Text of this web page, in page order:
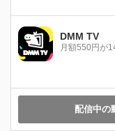
DMM TV
月額550円が
配信中の